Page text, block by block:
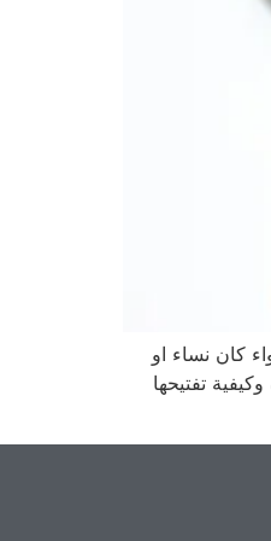
كان نساء او
تفتيحها